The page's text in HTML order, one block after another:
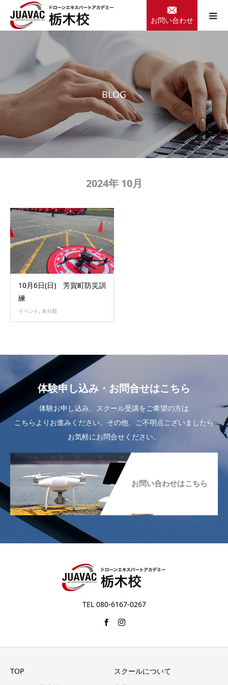
お問い合わせ
BLOG
2024年 10月
OCT
07
2024
10月6日(日) 芳賀町防災訓
練
イベント, 未分類
体験申し込み・お問合せはこちら
体験お申し込み、スクール受講をご希望の方は
こちらよりお進みください。その他、ご不明点ございましたら
お気軽にお問合せください。
お問い合わせはこちら
TEL 080-6167-0267
TOP
スクールについて